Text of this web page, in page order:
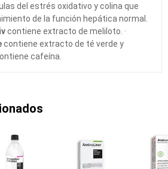
del estrés oxidativo y colina que
de la función hepática normal.
contiene extracto de meliloto. ·
contiene extracto de té verde y
cafeína.